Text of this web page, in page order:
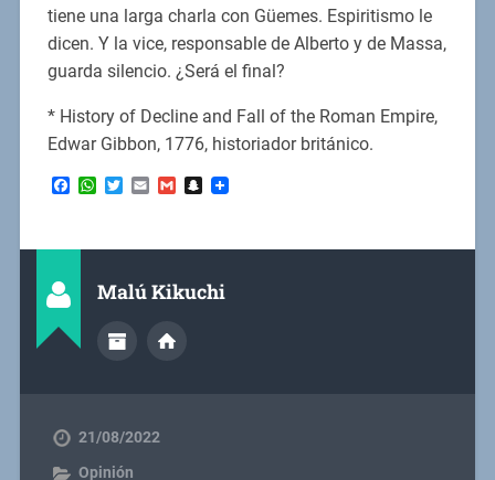
tiene una larga charla con Güemes. Espiritismo le
dicen. Y la vice, responsable de Alberto y de Massa,
guarda silencio. ¿Será el final?
* History of Decline and Fall of the Roman Empire,
Edwar Gibbon, 1776, historiador británico.
Facebook
WhatsApp
Twitter
EmailGmailSnapchat
Malú Kikuchi
21/08/2022
Opinión